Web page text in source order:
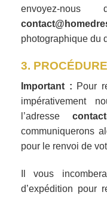
envoyez-
photographique du
3.
Important : Pour
impérativement
l’adresse
communiquerons
pour le renvoi de
Il vous
d’expédition pour